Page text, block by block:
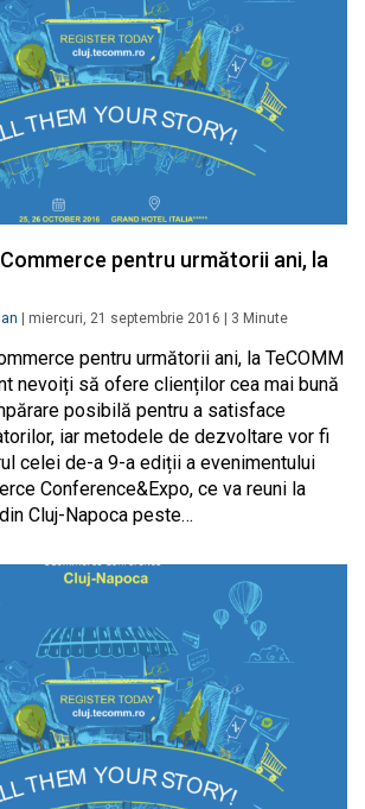
pentru următorii ani, la
miercuri, 21 septembrie 2016 3 Minute
pentru următorii ani, la TeCOMM
nevoiți să ofere clienților cea mai bună
posibilă pentru a satisface
iar metodele de dezvoltare vor fi
celei de-a 9-a ediții a evenimentului
Conference&Expo, ce va reuni la
Cluj-Napoca peste…